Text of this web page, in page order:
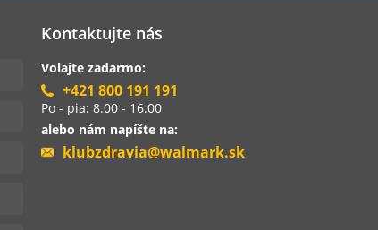
Kontaktujte nás
Volajte zadarmo:
+421 800 191 191
Po - pia: 8.00 - 16.00
alebo nám napíšte na:
klubzdravia@walmark.sk